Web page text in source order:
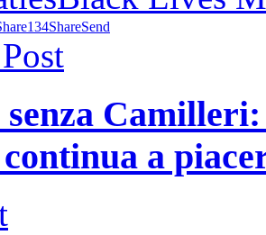
134ShareSend
senza
a